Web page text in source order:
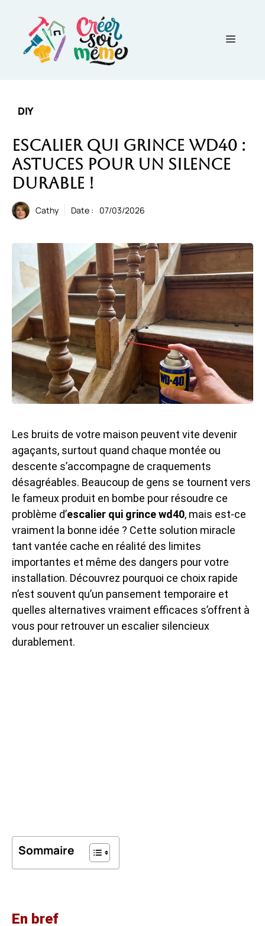
contenu
Menu
DIY
Escalier qui grince WD40 :
Astuces pour un silence
durable !
Cathy Date : 07/03/2026
Les bruits de votre maison peuvent vite devenir
agaçants, surtout quand chaque montée ou
descente s’accompagne de craquements
désagréables. Beaucoup de gens se tournent vers
le fameux produit en bombe pour résoudre ce
problème d’escalier qui grince wd40, mais est-ce
vraiment la bonne idée ? Cette solution miracle
tant vantée cache en réalité des limites
importantes et même des dangers pour votre
installation. Découvrez pourquoi ce choix rapide
n’est souvent qu’un pansement temporaire et
quelles alternatives vraiment efficaces s’offrent à
vous pour retrouver un escalier silencieux
durablement.
Sommaire
En bref